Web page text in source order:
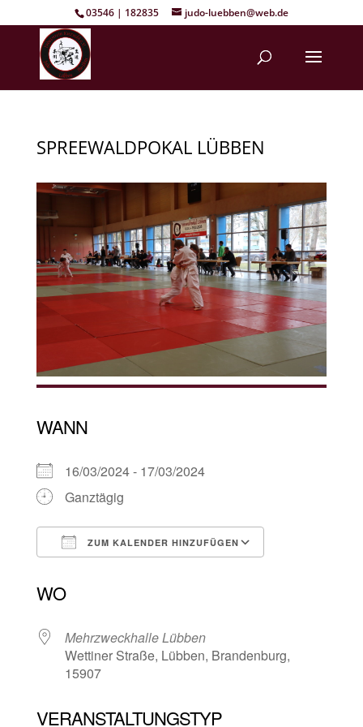
03546 | 182835 judo-luebben@web.de
SPREEWALDPOKAL LÜBBEN
WANN
16/03/2024 - 17/03/2024
Ganztägig
ZUM KALENDER HINZUFÜGEN
WO
Mehrzweckhalle Lübben
Wettiner Straße, Lübben, Brandenburg,
15907
VERANSTALTUNGSTYP